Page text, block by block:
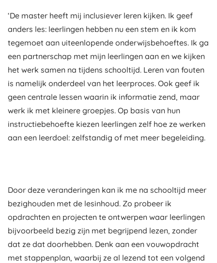
‘De master heeft mij inclusiever leren kijken. Ik geef
anders les: leerlingen hebben nu een stem en ik kom
tegemoet aan uiteenlopende onderwijsbehoeftes. Ik ga
een partnerschap met mijn leerlingen aan en we kijken
het werk samen na tijdens schooltijd. Leren van fouten
is namelijk onderdeel van het leerproces. Ook geef ik
geen centrale lessen waarin ik informatie zend, maar
werk ik met kleinere groepjes. Op basis van hun
instructiebehoefte kiezen leerlingen zelf hoe ze werken
aan een leerdoel: zelfstandig of met meer begeleiding.
Door deze veranderingen kan ik me na schooltijd meer
bezighouden met de lesinhoud. Zo probeer ik
opdrachten en projecten te ontwerpen waar leerlingen
bijvoorbeeld bezig zijn met begrijpend lezen, zonder
dat ze dat doorhebben. Denk aan een vouwopdracht
met stappenplan, waarbij ze al lezend tot een volgend